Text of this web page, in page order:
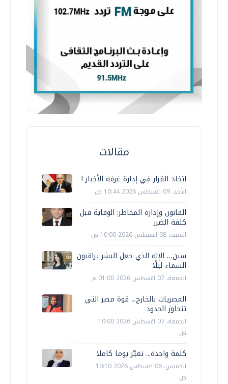
مقالات
اتخاذ القرار في إدارة غرفة الأخبار !
الأحد، 09 اغسطس 2026 10:44 ص
القانون وإدارة المخاطر: الوقاية قبل
كلفة الضرر
السبت، 08 اغسطس 2026 10:00 ص
سين… الإله الذي جعل البشر يراقبون
السماء ليلًا
الجمعة، 07 اغسطس 2026 01:00 م
المصريات بالخارج... قوة مصر التي
تتجاوز الحدود
الجمعة، 07 اغسطس 2026 10:00
ص
كلمة واحدة... تغيّر يوما كاملا
الخميس، 06 اغسطس 2026 10:10
ص